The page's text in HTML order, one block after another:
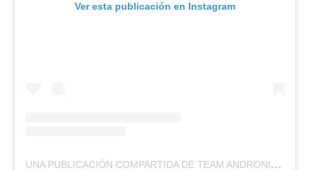
Ver esta publicación en Instagram
UNA PUBLICACIÓN COMPARTIDA DE TEAM ANDRONI SIDERMEC (@ANDRONI_SIDERMEC)